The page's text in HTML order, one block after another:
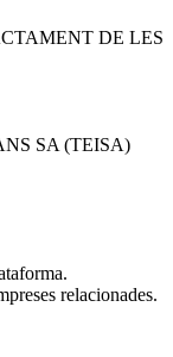
DE LES
SA (TEISA)
relacionades.